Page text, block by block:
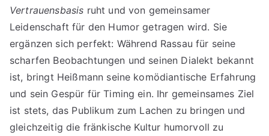
Vertrauensbasis ruht und von gemeinsamer
Leidenschaft für den Humor getragen wird. Sie
ergänzen sich perfekt: Während Rassau für seine
scharfen Beobachtungen und seinen Dialekt bekannt
ist, bringt Heißmann seine komödiantische Erfahrung
und sein Gespür für Timing ein. Ihr gemeinsames Ziel
ist stets, das Publikum zum Lachen zu bringen und
gleichzeitig die fränkische Kultur humorvoll zu